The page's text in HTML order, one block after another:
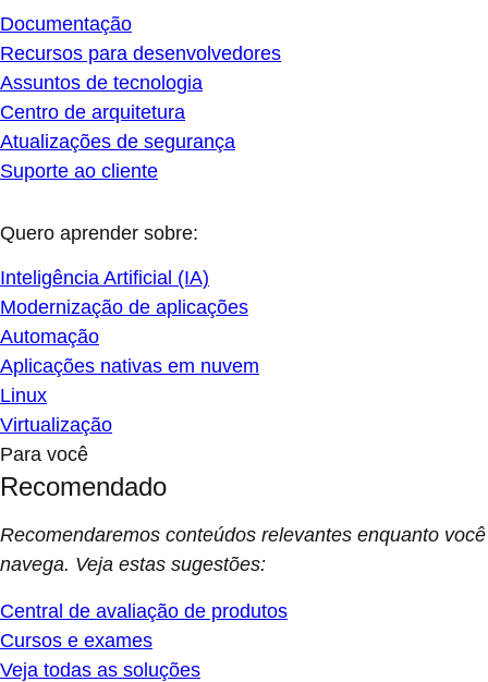
Documentação
Recursos para desenvolvedores
Assuntos de tecnologia
Centro de arquitetura
Atualizações de segurança
Suporte ao cliente
Quero aprender sobre:
Inteligência Artificial (IA)
Modernização de aplicações
Automação
Aplicações nativas em nuvem
Linux
Virtualização
Para você
Recomendado
Recomendaremos conteúdos relevantes enquanto você
navega. Veja estas sugestões:
Central de avaliação de produtos
Cursos e exames
Veja todas as soluções